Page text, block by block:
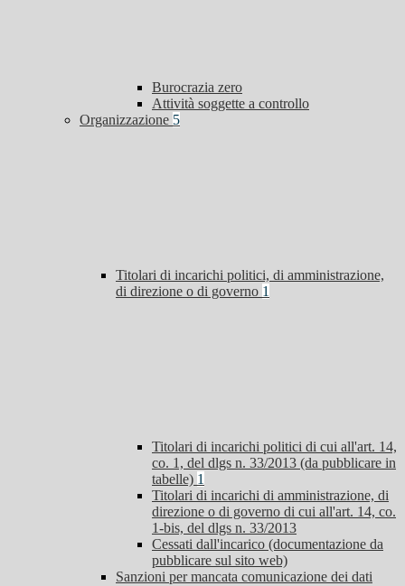
Burocrazia zero
Attività soggette a controllo
Organizzazione 5
Titolari di incarichi politici, di amministrazione,
di direzione o di governo 1
Titolari di incarichi politici di cui all'art. 14,
co. 1, del dlgs n. 33/2013 (da pubblicare in
tabelle) 1
Titolari di incarichi di amministrazione, di
direzione o di governo di cui all'art. 14, co.
1-bis, del dlgs n. 33/2013
Cessati dall'incarico (documentazione da
pubblicare sul sito web)
Sanzioni per mancata comunicazione dei dati